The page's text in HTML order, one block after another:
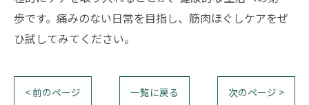
歩です。痛みのない日常を目指し、筋肉ほぐしケアをぜ
ひ試してみてください。
< 前のページ 一覧に戻る 次のページ >